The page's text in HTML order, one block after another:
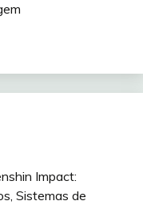
Impact:
Sistemas de